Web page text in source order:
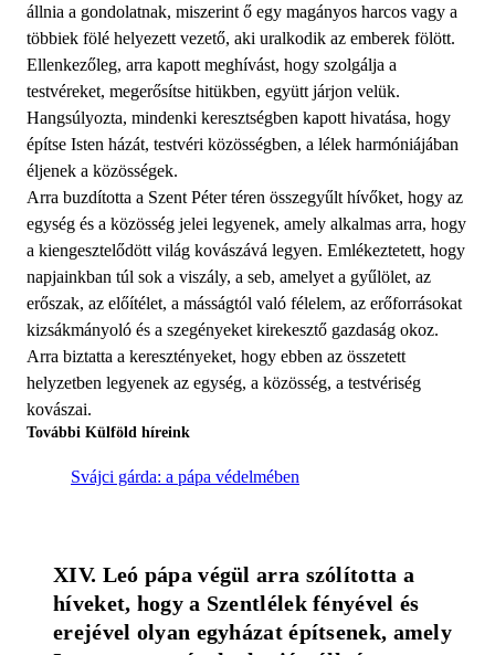
állnia a gondolatnak, miszerint ő egy magányos harcos vagy a
többiek fölé helyezett vezető, aki uralkodik az emberek fölött.
Ellenkezőleg, arra kapott meghívást, hogy szolgálja a
testvéreket, megerősítse hitükben, együtt járjon velük.
Hangsúlyozta, mindenki keresztségben kapott hivatása, hogy
építse Isten házát, testvéri közösségben, a lélek harmóniájában
éljenek a közösségek.
Arra buzdította a Szent Péter téren összegyűlt hívőket, hogy az
egység és a közösség jelei legyenek, amely alkalmas arra, hogy
a kiengesztelődött világ kovászává legyen. Emlékeztetett, hogy
napjainkban túl sok a viszály, a seb, amelyet a gyűlölet, az
erőszak, az előítélet, a másságtól való félelem, az erőforrásokat
kizsákmányoló és a szegényeket kirekesztő gazdaság okoz.
Arra biztatta a keresztényeket, hogy ebben az összetett
helyzetben legyenek az egység, a közösség, a testvériség
kovászai.
További Külföld híreink
Svájci gárda: a pápa védelmében
XIV. Leó pápa végül arra szólította a
híveket, hogy a Szentlélek fényével és
erejével olyan egyházat építsenek, amely